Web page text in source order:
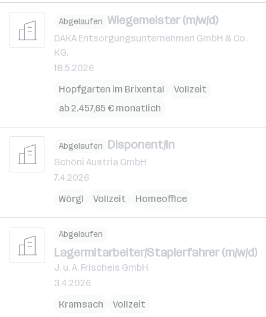
Abgelaufen Wiegemeister (m/w/d)
DAKA Entsorgungsunternehmen GmbH & Co.
KG.
18.5.2026
Hopfgarten im Brixental
Vollzeit
ab 2.457,65 € monatlich
Abgelaufen Disponent/in
Schöni Austria GmbH
7.4.2026
Wörgl
Vollzeit Homeoffice
Abgelaufen
Lagermitarbeiter/Staplerfahrer (m/w/d)
J. u. A. Frischeis GmbH
3.4.2026
Kramsach
Vollzeit